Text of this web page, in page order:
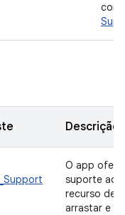
Descrição
O app
suporte ao
recurso de
arrastar e